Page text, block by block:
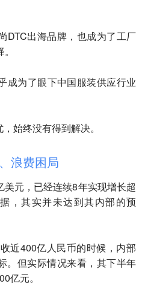
DTC出海品牌，也成为了工厂
成为了眼下中国服装供应行业
始终没有得到解决。
浪费困局
元，已经连续8年实现增长超
，其实并未达到其内部的预
近400亿人民币的时候，内部
。但实际情况来看，其下半年
亿元。